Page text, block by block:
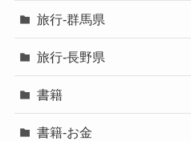
旅行-群馬県
旅行-長野県
書籍
書籍-お金